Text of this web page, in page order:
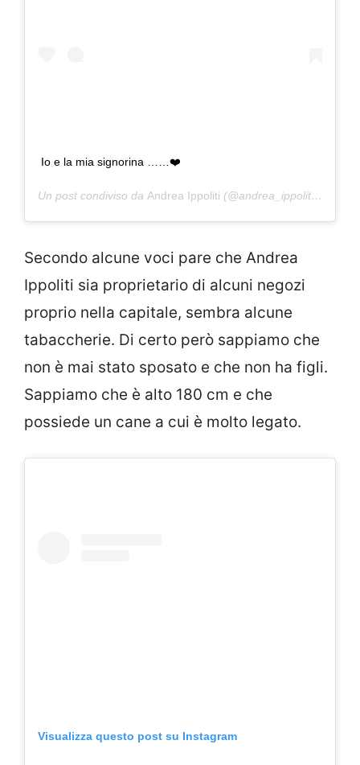
Io e la mia signorina ……❤️
Un post condiviso da Andrea Ippoliti (@andrea_ippoliti73) in data:
Secondo alcune voci pare che Andrea
Ippoliti sia proprietario di alcuni negozi
proprio nella capitale, sembra alcune
tabaccherie. Di certo però sappiamo che
non è mai stato sposato e che non ha figli.
Sappiamo che è alto 180 cm e che
possiede un cane a cui è molto legato.
Visualizza questo post su Instagram